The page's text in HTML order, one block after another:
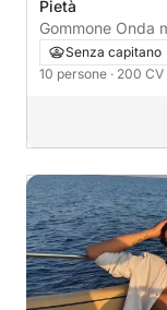
Pietà
Senza capitano
10 persone · 200 CV